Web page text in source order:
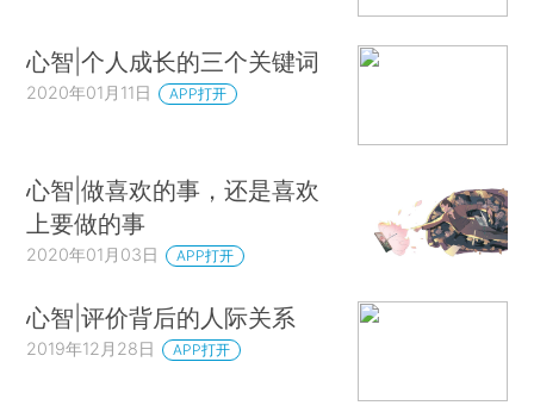
心智|个人成长的三个关键词
2020年01月11日 APP打开
心智|做喜欢的事，还是喜欢
上要做的事
2020年01月03日 APP打开
心智|评价背后的人际关系
2019年12月28日 APP打开